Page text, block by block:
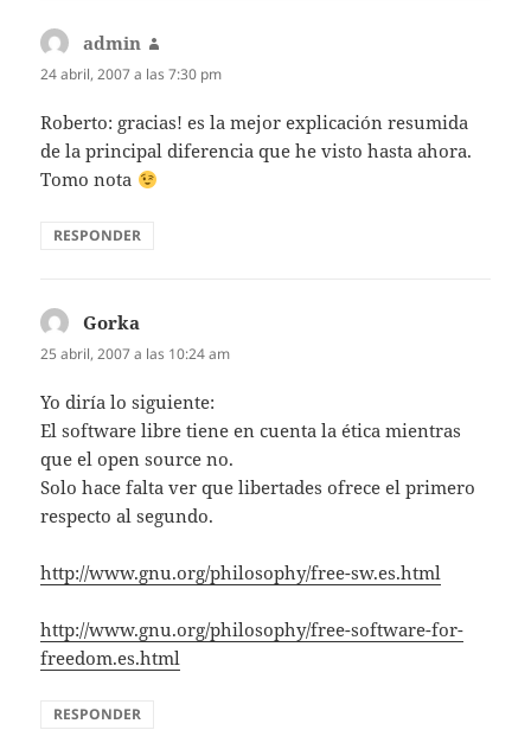
admin
24 abril, 2007 a las 7:30 pm
Roberto: gracias! es la mejor explicación resumida
de la principal diferencia que he visto hasta ahora.
Tomo nota
RESPONDER
Gorka
25 abril, 2007 a las 10:24 am
Yo diría lo siguiente:
El software libre tiene en cuenta la ética mientras
que el open source no.
Solo hace falta ver que libertades ofrece el primero
respecto al segundo.
http://www.gnu.org/philosophy/free-sw.es.html
http://www.gnu.org/philosophy/free-software-for-
freedom.es.html
RESPONDER